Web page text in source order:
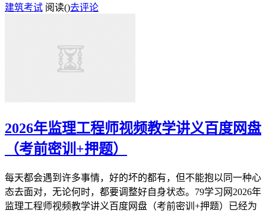
建筑考试 阅读()去评论
2026年监理工程师视频教学讲义百度网盘
（考前密训+押题）
每天都会遇到许多事情，好的坏的都有，但不能抱以同一种心
态去面对，无论何时，都要调整好自身状态。79学习网2026年
监理工程师视频教学讲义百度网盘（考前密训+押题）已经为